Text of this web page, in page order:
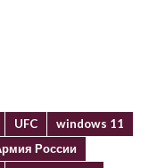
UFC
windows 11
России